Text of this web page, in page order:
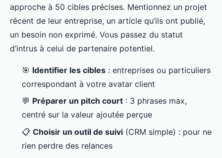
approche à 50 cibles précises. Mentionnez un projet
récent de leur entreprise, un article qu’ils ont publié,
un besoin non exprimé. Vous passez du statut
d’intrus à celui de partenaire potentiel.
🎯 Identifier les cibles : entreprises ou particuliers
correspondant à votre avatar client
💬 Préparer un pitch court : 3 phrases max,
centré sur la valeur ajoutée perçue
📋 Choisir un outil de suivi (CRM simple) : pour ne
rien perdre des relances